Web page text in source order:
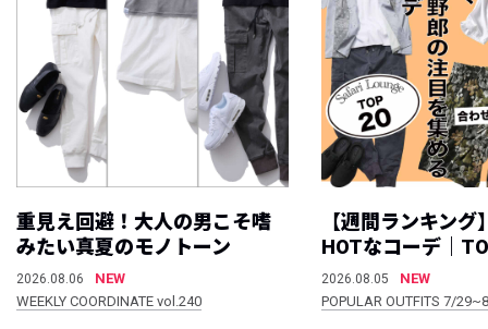
重見え回避！大人の男こそ嗜
みたい真夏のモノトーン
2026.08.06
NEW
WEEKLY COORDINATE vol.240
【週間ランキング
HOTなコーデ｜
2026.08.05
NEW
POPULAR OUTFITS 7/